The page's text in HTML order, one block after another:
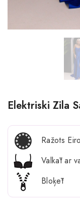
Elektriski Zila
Ražots
Valkāt ar
Bloķēt